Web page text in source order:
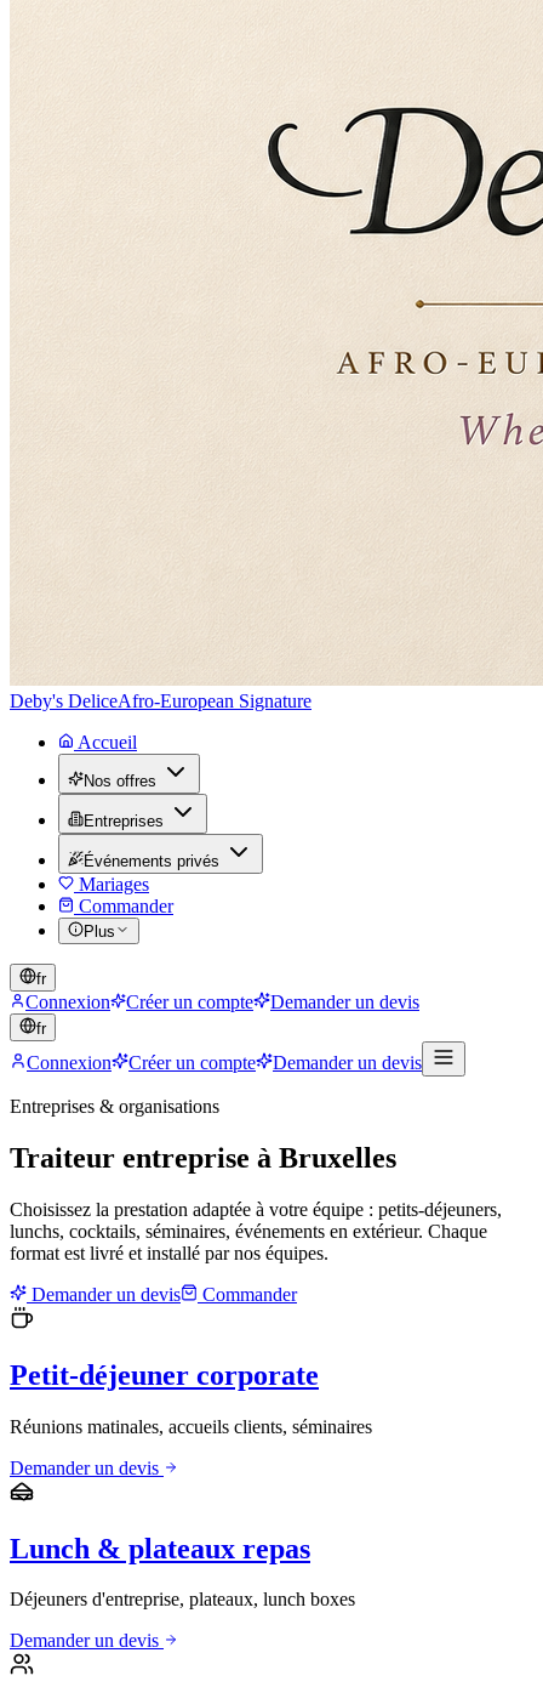
Deby's DeliceAfro-European Signature
Accueil
Nos offres
Entreprises
Événements privés
Mariages
Commander
Plus
fr
Connexion Créer un compte Demander un devis
fr
Connexion Créer un compte Demander un devis
Entreprises & organisations
Traiteur entreprise à Bruxelles
Choisissez la prestation adaptée à votre équipe : petits-déjeuners,
lunchs, cocktails, séminaires, événements en extérieur. Chaque
format est livré et installé par nos équipes.
Demander un devis
Commander
Petit-déjeuner corporate
Réunions matinales, accueils clients, séminaires
Demander un devis
Lunch & plateaux repas
Déjeuners d'entreprise, plateaux, lunch boxes
Demander un devis